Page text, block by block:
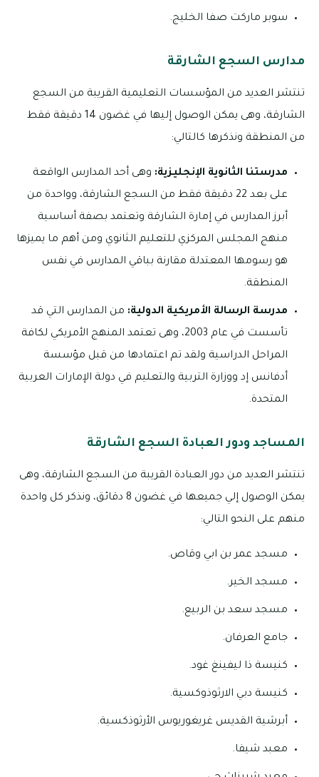
سوبر ماركت صفا الخليج.
مدارس السجع الشارقة
تنتشر العديد من المؤسسات التعليمية القريبة من السجع
الشارقة، وهى يمكن الوصول إليها في غضون 14 دقيقة فقط
من المنطقة ونذكرها كالتالي:
مدرستنا الثانوية الإنجليزية: وهى أحد المدارس الواقعة
على بعد 22 دقيقة فقط من السجع الشارقة، وواحدة من
أبرز المدارس في إمارة الشارقة وتعتمد بصفة أساسية
منهج المجلس المركزي للتعليم الثانوي ومن أهم ما يميزها
هو رسومها المعتدلة مقارنة بباقي المدارس في نفس
المنطقة.
مدرسة الرسالة الأمريكية الدولية: من المدارس التي قد
تأسست في عام 2003، وهى تعتمد المنهج الأمريكي لكافة
المراحل الدراسية ولقد تم اعتمادها من قبل مؤسسة
أدفانس إد ووزارة التربية والتعليم في دولة الإمارات العربية
المتحدة.
المساجد ودور العبادة السجع الشارقة
تنتشر العديد من دور العبادة القريبة من السجع الشارقة، وهى
يمكن الوصول إلي جميعها في غضون 8 دقائق، ونذكر كل واحدة
منهم على النحو التالي:
مسجد عمر بن ابي وقاص.
مسجد الخير.
مسجد سعد بن الربيع.
جامع العرفان.
كنيسة ذا ليفينغ غود.
كنيسة دبي الارثوذوكسية.
أبرشية القديس غريغوريوس الأرثوذكسية.
معبد شيفا.